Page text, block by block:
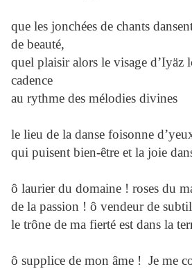
que les jonchées de chants
de beauté,
quel plaisir alors le visage d’Iyäz
cadence
au rythme des mélodies divines
le lieu de la danse foisonne
qui puisent bien-être et la joie
ô laurier du domaine ! roses du
de la passion ! ô vendeur de
le trône de ma fierté est dans la
ô supplice de mon âme ! Je me